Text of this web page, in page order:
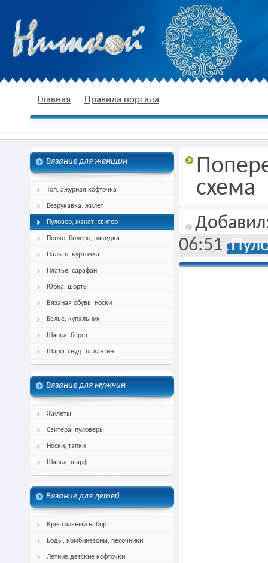
спицами, схема и описание
Главная Правила портала
Вязание для женщин
Топ, ажурная кофточка
Безрукавка, жилет
Пуловер, жакет, свитер
Пончо, болеро, накидка
Пальто, курточка
Платье, сарафан
Юбка, шорты
Вязаная обувь, носки
Белье, купальник
Шапка, берет
Шарф, снуд, палантин
Вязание для мужчин
Жилеты
Свитера, пуловеры
Носки, тапки
Шапка, шарф
Вязание для детей
Крестильный набор
Боды, комбинезоны, песочники
Летние детские кофточки
схема
06:51